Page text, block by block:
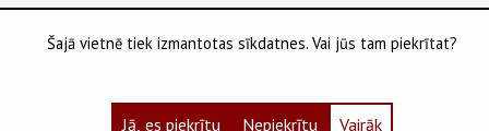
Šajā vietnē tiek izmantotas sīkdatnes. Vai jūs tam piekrītat?
Jā, es piekrītu Nepiekrītu Vairāk